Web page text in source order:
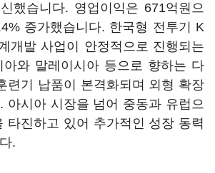
신했습니다. 영업이익은 671억원으
증가했습니다. 한국형 전투기 K
개발 사업이 안정적으로 진행되는
아와 말레이시아 등으로 향하는 다
련기 납품이 본격화되며 외형 확장
아시아 시장을 넘어 중동과 유럽으
타진하고 있어 추가적인 성장 동력
.